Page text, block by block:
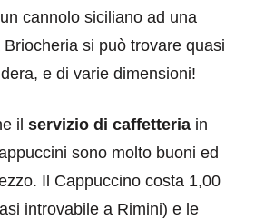
cannolo siciliano ad una
si può trovare quasi
e di varie dimensioni!
il servizio di caffetteria in
sono molto buoni ed
Il Cappuccino costa 1,00
introvabile a Rimini) e le